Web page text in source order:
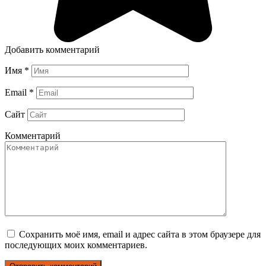
Добавить комментарий
Имя *
Email *
Сайт
Комментарий
Сохранить моё имя, email и адрес сайта в этом браузере для
последующих моих комментариев.